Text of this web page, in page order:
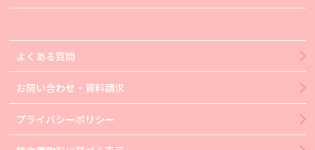
よくある質問
お問い合わせ・資料請求
プライバシーポリシー